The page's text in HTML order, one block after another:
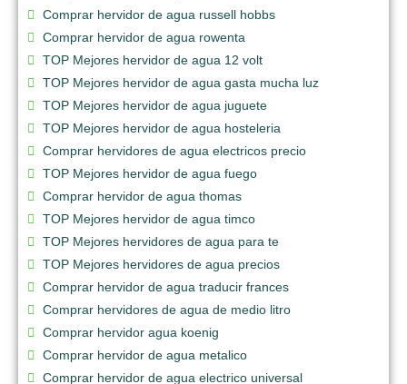
Comprar hervidor de agua russell hobbs
Comprar hervidor de agua rowenta
TOP Mejores hervidor de agua 12 volt
TOP Mejores hervidor de agua gasta mucha luz
TOP Mejores hervidor de agua juguete
TOP Mejores hervidor de agua hosteleria
Comprar hervidores de agua electricos precio
TOP Mejores hervidor de agua fuego
Comprar hervidor de agua thomas
TOP Mejores hervidor de agua timco
TOP Mejores hervidores de agua para te
TOP Mejores hervidores de agua precios
Comprar hervidor de agua traducir frances
Comprar hervidores de agua de medio litro
Comprar hervidor agua koenig
Comprar hervidor de agua metalico
Comprar hervidor de agua electrico universal